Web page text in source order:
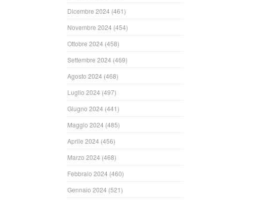
Dicembre 2024 (461)
Novembre 2024 (454)
Ottobre 2024 (458)
Settembre 2024 (469)
Agosto 2024 (468)
Luglio 2024 (497)
Giugno 2024 (441)
Maggio 2024 (485)
Aprile 2024 (456)
Marzo 2024 (468)
Febbraio 2024 (460)
Gennaio 2024 (521)